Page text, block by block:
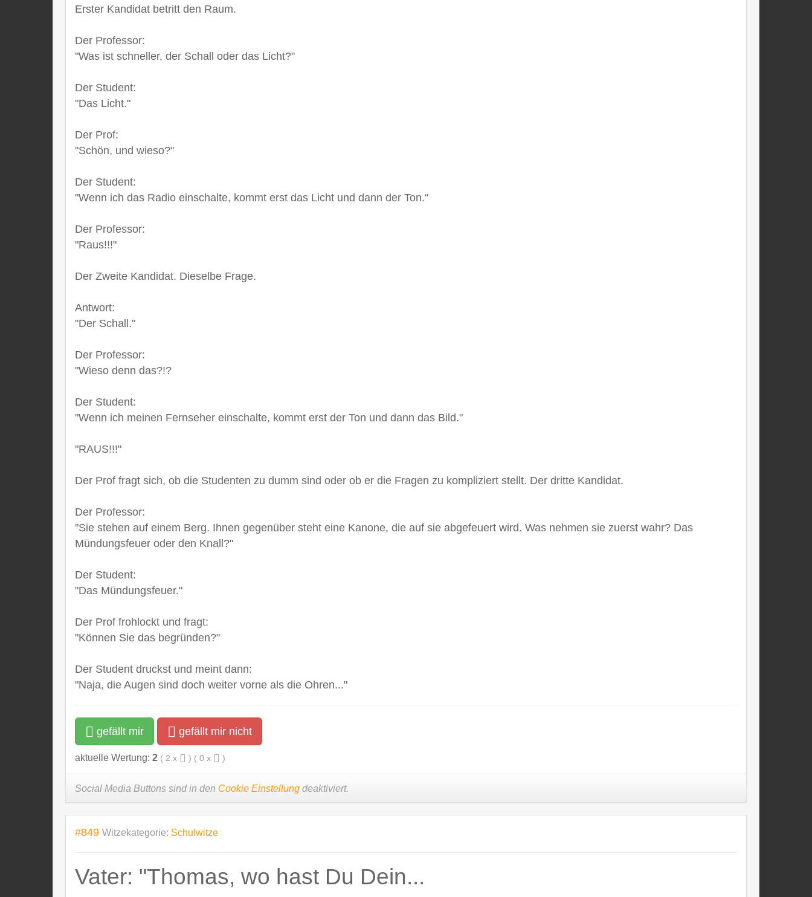
Erster Kandidat betritt den Raum.
Der Professor:
"Was ist schneller, der Schall oder das Licht?"
Der Student:
"Das Licht."
Der Prof:
"Schön, und wieso?"
Der Student:
"Wenn ich das Radio einschalte, kommt erst das Licht und dann der Ton."
Der Professor:
"Raus!!!"
Der Zweite Kandidat. Dieselbe Frage.
Antwort:
"Der Schall."
Der Professor:
"Wieso denn das?!?
Der Student:
"Wenn ich meinen Fernseher einschalte, kommt erst der Ton und dann das Bild."
"RAUS!!!"
Der Prof fragt sich, ob die Studenten zu dumm sind oder ob er die Fragen zu kompliziert stellt. Der dritte Kandidat.
Der Professor:
"Sie stehen auf einem Berg. Ihnen gegenüber steht eine Kanone, die auf sie abgefeuert wird. Was nehmen sie zuerst wahr? Das
Mündungsfeuer oder den Knall?"
Der Student:
"Das Mündungsfeuer."
Der Prof frohlockt und fragt:
"Können Sie das begründen?"
Der Student druckst und meint dann:
"Naja, die Augen sind doch weiter vorne als die Ohren..."
gefällt mir gefällt mir nicht
aktuelle Wertung: 2 ( 2 x ) ( 0 x )
Social Media Buttons sind in den Cookie Einstellung deaktiviert.
#849 Witzekategorie: Schulwitze
Vater: "Thomas, wo hast Du Dein...